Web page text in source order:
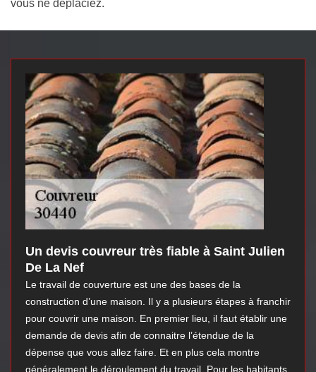
vous ne déplaciez.
Un devis couvreur très fiable à Saint Julien
De La Nef
Le travail de couverture est une des bases de la
construction d’une maison. Il y a plusieurs étapes à franchir
pour couvrir une maison. En premier lieu, il faut établir une
demande de devis afin de connaitre l’étendue de la
dépense que vous allez faire. Et en plus cela montre
généralement le déroulement du travail. Pour les habitants